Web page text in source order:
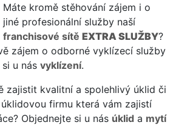
Máte kromě stěhování zájem i o
jiné profesionální služby naší
franchisové sítě EXTRA SLUŽBY?
zájem o odborné vyklízecí služby
u nás vyklízení.
zajistit kvalitní a spolehlivý úklid či
firmu která vám zajistí
Objednejte si u nás úklid a mytí